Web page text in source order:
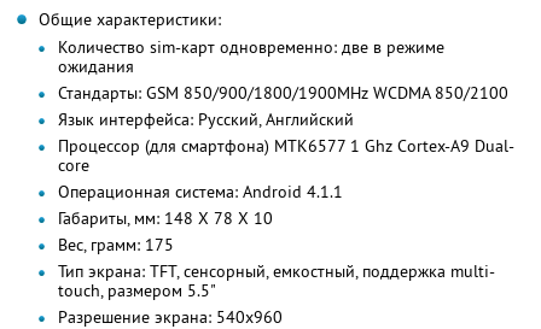
Общие характеристики:
Количество sim-карт одновременно: две в режиме
ожидания
Стандарты: GSM 850/900/1800/1900MHz WCDMA 850/2100
Язык интерфейса: Русский, Английский
Процессор (для смартфона) MTK6577 1 Ghz Cortex-A9 Dual-
core
Операционная система: Android 4.1.1
Габариты, мм: 148 X 78 X 10
Вес, грамм: 175
Тип экрана: TFT, сенсорный, емкостный, поддержка multi-
touch, размером 5.5"
Разрешение экрана: 540х960